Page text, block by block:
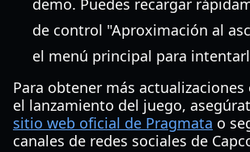
demo. Puedes recargar
de control "Aproximación al
el menú principal para
Para obtener más
el lanzamiento del juego,
sitio web oficial de Pragmata o
canales de redes sociales de